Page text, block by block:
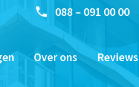
088 – 091 00 00
Over ons Reviews